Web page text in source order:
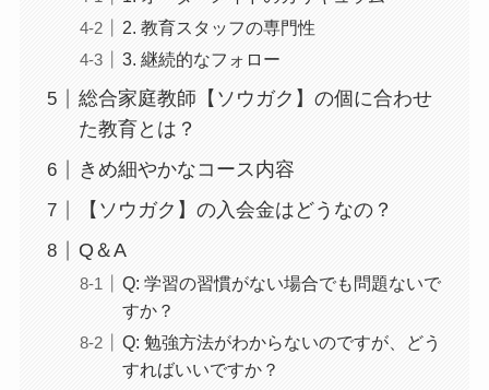
2. 教育スタッフの専門性
3. 継続的なフォロー
​​総合家庭教師【ソウガク】の個に合わせ
た教育とは？
きめ細やかなコース内容
【ソウガク】の入会金はどうなの？
Q＆A
Q: 学習の習慣がない場合でも問題ないで
すか？
Q: 勉強方法がわからないのですが、どう
すればいいですか？